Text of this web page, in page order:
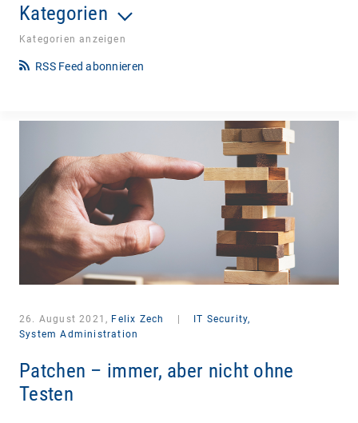
Kategorien
Kategorien anzeigen
RSS Feed abonnieren
26. August 2021, Felix Zech
IT Security,
System Administration
Patchen – immer, aber nicht ohne
Testen